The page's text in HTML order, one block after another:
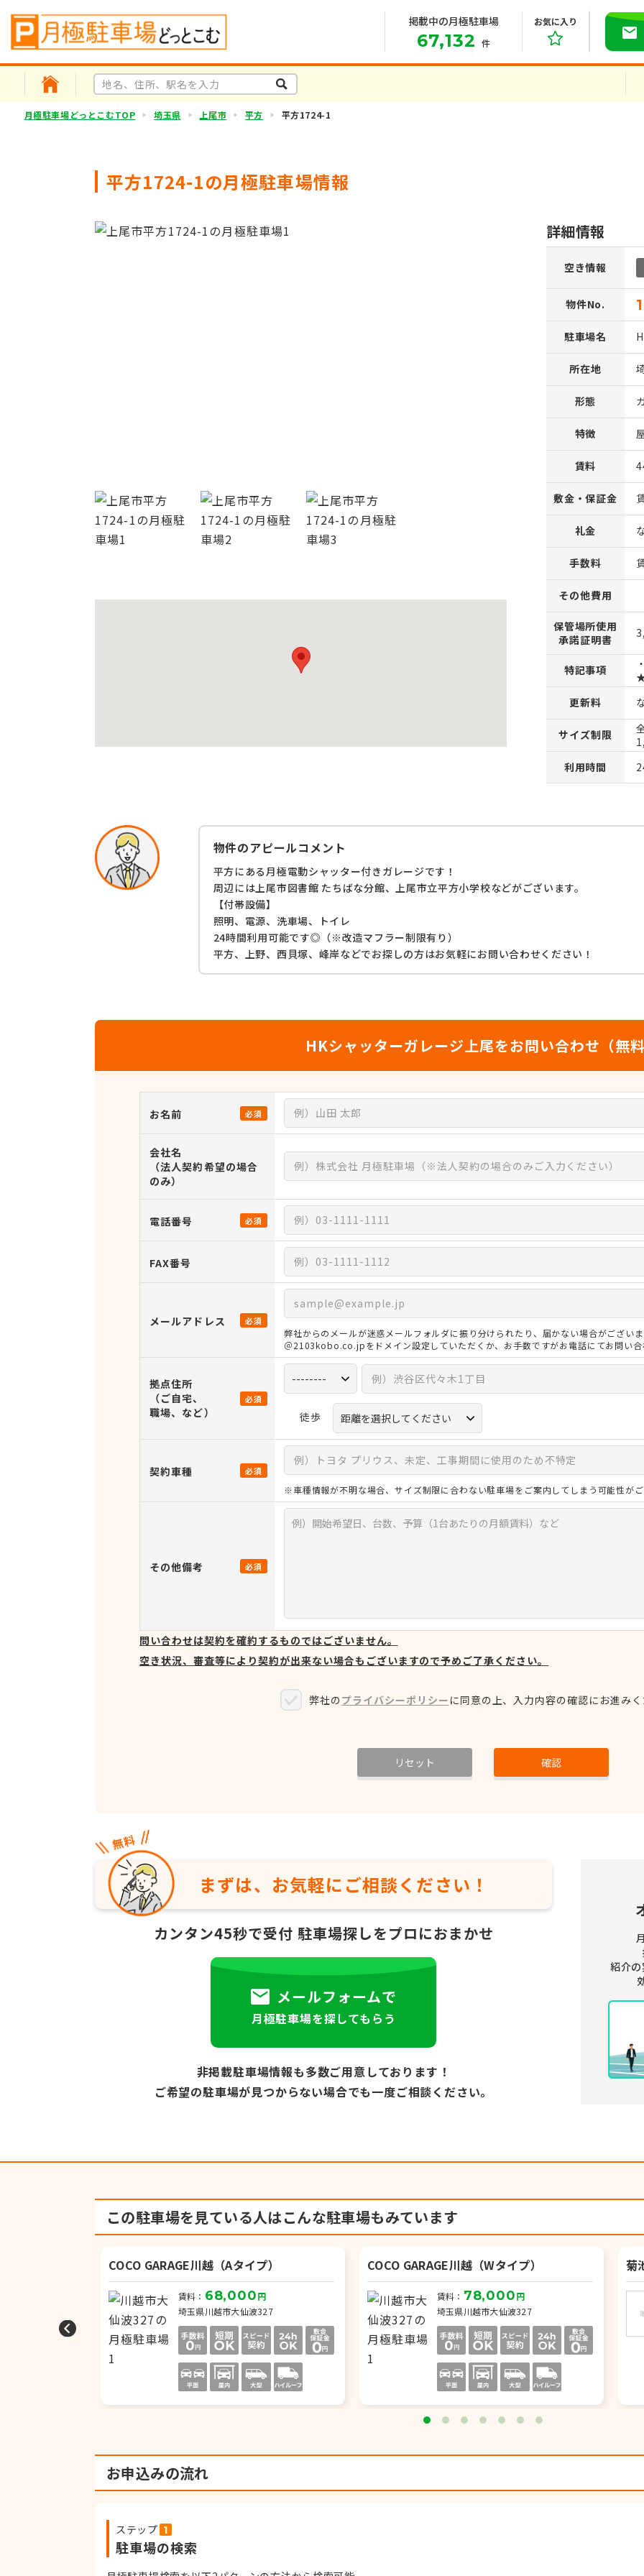
掲載中の月極駐車場
67,132 件
お気に入り
月極駐車場どっとこむTOP 埼玉県 上尾市 平方 平方1724-1
平方1724-1の月極駐車場情報
詳細情報
空き情報
物件No.
駐車場名
所在地
形態
特徴
賃料
敷金・保証金
礼金
手数料
その他費用
保管場所使用
承諾証明書
特記事項
更新料
サイズ制限
利用時間
物件のアピールコメント
平方にある月極電動シャッター付きガレージです！
周辺には上尾市図書館 たちばな分館、上尾市立平方小学校などがございます。
【付帯設備】
照明、電源、洗車場、トイレ
24時間利用可能です◎（※改造マフラー制限有り）
平方、上野、西貝塚、峰岸などでお探しの方はお気軽にお問い合わせください！
HKシャッターガレージ上尾をお問い合わせ（無
お名前 必須
会社名
（法人契約希望の場合
のみ）
電話番号 必須
FAX番号
メールアドレス 必須
弊社からのメールが迷惑メールフォルダに振り分けられたり、届かない場合がござい
＠2103kobo.co.jpをドメイン設定していただくか、お手数ですがお電話にてお問い
拠点住所
（ご自宅、
職場、など）
必須
徒歩
契約車種 必須
※車種情報が不明な場合、サイズ制限に合わない駐車場をご案内してしまう可能性が
その他備考 必須
問い合わせは契約を確約するものではございません。
空き状況、審査等により契約が出来ない場合もございますので予めご了承ください。
弊社のプライバシーポリシー に同意の上、入力内容の確認にお進み
リセット 確認
まずは、お気軽に ご相談ください！
カンタン45秒で受付 駐車場探しをプロにおまかせ
メールフォームで
月極駐車場を探してもらう
非掲載駐車場情報も多数ご用意しております！
ご希望の駐車場が見つからない場合でも一度ご相談ください。
紹介
この駐車場を見ている人はこんな駐車場もみています
COCO GARAGE川越（Aタイプ）
賃料： 68,000円
埼玉県川越市大仙波327
COCO GARAGE川越（Wタイプ）
賃料： 78,000円
埼玉県川越市大仙波327
菊
お申込みの流れ
ステップ
駐車場の検索